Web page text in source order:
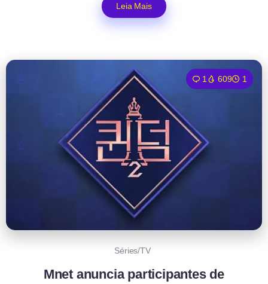
Leia Mais
1 609 1
Séries/TV
Mnet anuncia participantes de